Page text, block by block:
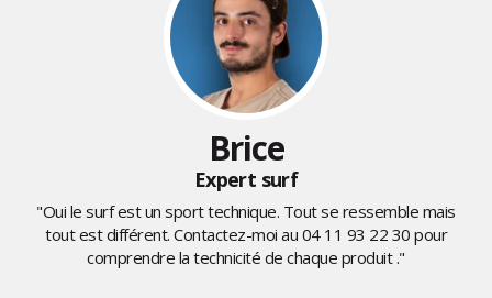
Brice
Expert surf
"Oui le surf est un sport technique. Tout se ressemble mais
tout est différent. Contactez-moi au 04 11 93 22 30 pour
comprendre la technicité de chaque produit ."